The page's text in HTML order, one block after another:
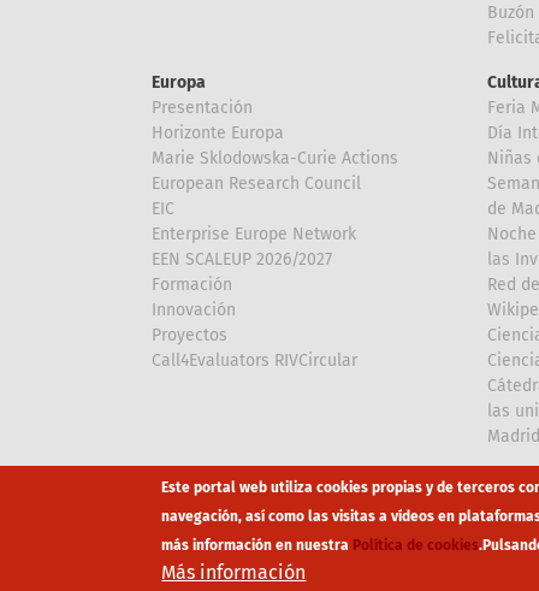
Europa
Presentación
Horizonte Europa
Marie Sklodowska-Curie Actions
European Research Council
EIC
Enterprise Europe Network
EEN SCALEUP 2026/2027
Formación
Innovación
Proyectos
Call4Evaluators RIVCircular
Feria
Día
Niñas
de
las
Red
las
Madrid
Array Array
Footer
Este portal web utiliza cookies propias y de terceros
navegación, así como las visitas a vídeos en
más información en nuestra Política de cookies.
Más información